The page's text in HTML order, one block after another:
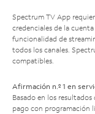
Spectrum TV App
credenciales de la
funcionalidad de
todos los canales.
compatibles.
Afirmación n.º 1 en
Basado en los
pago con programación